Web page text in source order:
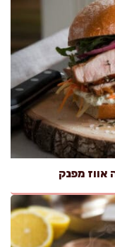
אווז מפנק